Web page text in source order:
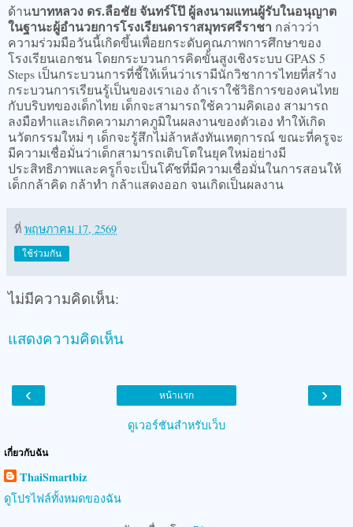
ด้านบาทหลวง ดร.ลือชัย จันทร์โป๊ ผู้ลงนามแทนผู้รับในอนุญาต
ในฐานะผู้อำนวยการโรงเรียนดาราสมุทรศรีราชา กล่าวว่า
ความร่วมมือวันนี้เกิดขึ้นเพื่อยกระดับคุณภาพการศึกษาของ
โรงเรียนเอกชน โดยกระบวนการคิดขั้นสูงเชิงระบบ GPAS 5
Steps เป็นกระบวนการที่ชี้ให้เห็นว่าเรามีนักวิชาการไทยที่สร้าง
กระบวนการเรียนรู้เป็นของเราเอง ถ้าเราใช้วิธิการของคนไทย
กับบริบทของเด็กไทย เด็กจะสามารถใช้ความคิดเอง สามารถ
ลงมือทำและเกิดความภาคภูมิในผลงานของตัวเอง ทำให้เกิด
นวัตกรรมใหม่ ๆ เด็กจะรู้สึกไม่ล้าหลังทันเหตุการณ์ ขณะที่ครูจะ
มีความเชื่อมั่นว่าเด็กสามารถเติบโตในยุคใหม่อย่างมี
ประสิทธิภาพและครูก็จะเป็นโค๊ชที่มีความเชื่อมั่นในการสอนให้
เด็กกล้าคิด กล้าทำ กล้าแสดงออก จนเกิดเป็นผลงาน
ที่ พฤษภาคม 17, 2569
ใช้ร่วมกัน
ไม่มีความคิดเห็น:
แสดงความคิดเห็น
‹ ›
หน้าแรก
ดูเวอร์ชันสำหรับเว็บ
เกี่ยวกับฉัน
ThaiSmartbiz
ดูโปรไฟล์ทั้งหมดของฉัน